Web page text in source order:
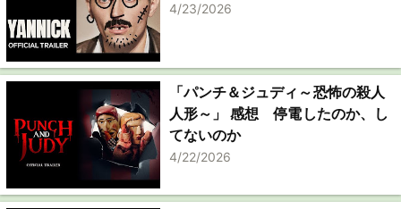
4/23/2026
「パンチ＆ジュディ～恐怖の殺人
人形～」 感想 停電したのか、し
てないのか
4/22/2026